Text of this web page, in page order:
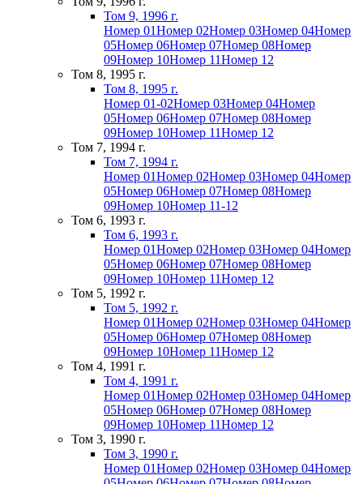
Том 9, 1996 г.
Номер 01Номер 02Номер 03Номер 04Номер
05Номер 06Номер 07Номер 08Номер
09Номер 10Номер 11Номер 12
Том 8, 1995 г.
Том 8, 1995 г.
Номер 01-02Номер 03Номер 04Номер
05Номер 06Номер 07Номер 08Номер
09Номер 10Номер 11Номер 12
Том 7, 1994 г.
Том 7, 1994 г.
Номер 01Номер 02Номер 03Номер 04Номер
05Номер 06Номер 07Номер 08Номер
09Номер 10Номер 11-12
Том 6, 1993 г.
Том 6, 1993 г.
Номер 01Номер 02Номер 03Номер 04Номер
05Номер 06Номер 07Номер 08Номер
09Номер 10Номер 11Номер 12
Том 5, 1992 г.
Том 5, 1992 г.
Номер 01Номер 02Номер 03Номер 04Номер
05Номер 06Номер 07Номер 08Номер
09Номер 10Номер 11Номер 12
Том 4, 1991 г.
Том 4, 1991 г.
Номер 01Номер 02Номер 03Номер 04Номер
05Номер 06Номер 07Номер 08Номер
09Номер 10Номер 11Номер 12
Том 3, 1990 г.
Том 3, 1990 г.
Номер 01Номер 02Номер 03Номер 04Номер